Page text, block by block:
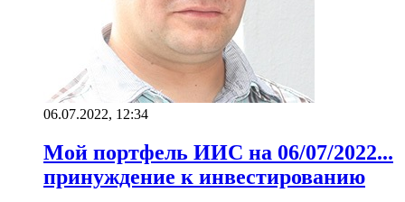
06.07.2022, 12:34
Мой портфель ИИС на 06/07/2022...
принуждение к инвестированию